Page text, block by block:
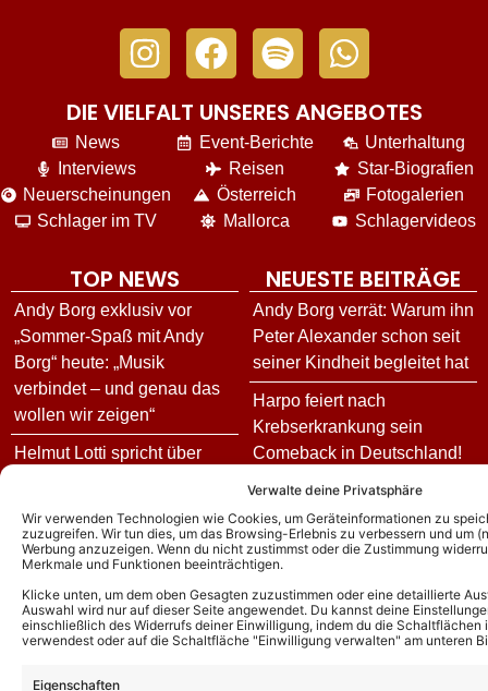
Verwalte deine Privatsphäre
Wir verwenden Technologien wie Cookies, um Geräteinformationen zu
zuzugreifen. Wir tun dies, um das Browsing-Erlebnis zu verbessern und um
Werbung anzuzeigen. Wenn du nicht zustimmst oder die Zustimmung
Merkmale und Funktionen beeinträchtigen.
Klicke unten, um dem oben Gesagten zuzustimmen oder eine detaillierte
Auswahl wird nur auf dieser Seite angewendet. Du kannst deine
einschließlich des Widerrufs deiner Einwilligung, indem du die
verwendest oder auf die Schaltfläche "Einwilligung verwalten" am unteren
Eigenschaften
DIE VIELFALT UNSERES ANGEBOTES
News
Interviews
Neuerscheinungen
Schlager im TV
Event-Berichte
Reisen
Österreich
Mallorca
Unterhaltung
Star-Biografien
Fotogalerien
Schlagervideos
TOP NEWS
Andy Borg exklusiv vor
„Sommer-Spaß mit Andy
Borg“ heute: „Musik
verbindet – und genau das
wollen wir zeigen“
Helmut Lotti spricht über
enthüllt seine andere
musikalische Seite!
Fällt die Helene Fischer
Show 2026 doch aus? Das
sagt der Sender zum
NEUESTE BEITRÄGE
Andy Borg verrät: Warum ihn
Peter Alexander schon seit
seiner Kindheit begleitet hat
Harpo feiert nach
Krebserkrankung sein
Comeback in Deutschland!
Krebs!!
Im TV bei Andy Borg: Nicole
richtet sich an Ralph Siegel
– mit emotionalen Worten